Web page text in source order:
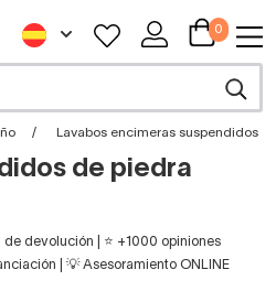
0
Lavabos encimeras suspendidos
de piedra
devolución | ⭐ +1000 opiniones
| 💡 Asesoramiento ONLINE